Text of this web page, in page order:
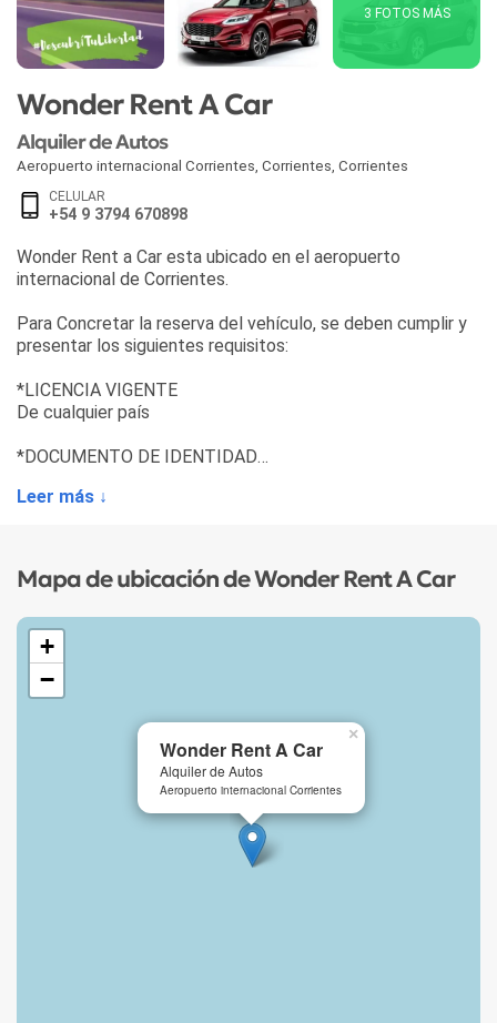
3 FOTOS MÁS
Wonder Rent A Car
Alquiler de Autos
Aeropuerto internacional Corrientes Corrientes Corrientes
CELULAR
+54 9 3794 670898
Wonder Rent a Car esta ubicado en el aeropuerto
internacional de Corrientes.
Para Concretar la reserva del vehículo, se deben cumplir y
presentar los siguientes requisitos:
*LICENCIA VIGENTE
De cualquier país
*DOCUMENTO DE IDENTIDAD
*TARJETA DE CRÉDITO
Para Garantía
Leer más ↓
Mapa de ubicación de Wonder Rent A Car
Wonder Rent A Car
Alquiler de Autos
Aeropuerto internacional Corrientes
×
+
−